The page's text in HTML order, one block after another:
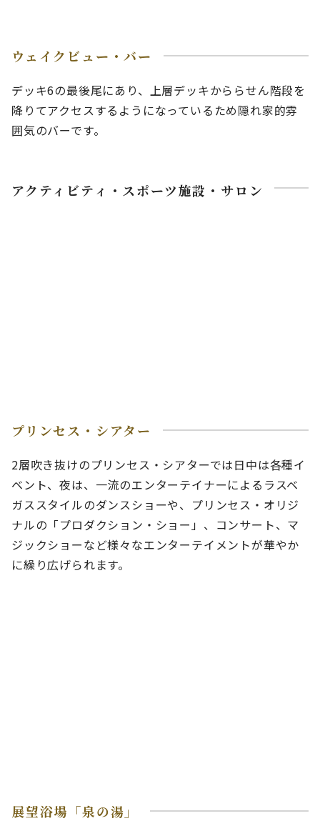
ウェイクビュー・バー
デッキ6の最後尾にあり、上層デッキかららせん階段を
降りてアクセスするようになっているため隠れ家的雰
囲気のバーです。
アクティビティ・スポーツ施設・サロン
プリンセス・シアター
2層吹き抜けのプリンセス・シアターでは日中は各種イ
ベント、夜は、一流のエンターテイナーによるラスベ
ガススタイルのダンスショーや、プリンセス・オリジ
ナルの「プロダクション・ショー」、コンサート、マ
ジックショーなど様々なエンターテイメントが華やか
に繰り広げられます。
展望浴場「泉の湯」